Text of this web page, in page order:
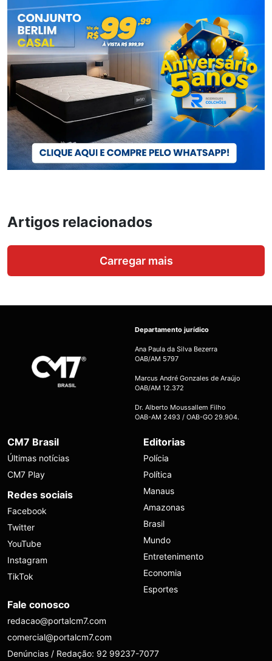
Artigos relacionados
Carregar mais
Departamento jurídico
Ana Paula da Silva Bezerra
OAB/AM 5797
Marcus André Gonzales de Araújo
OAB/AM 12.372
Dr. Alberto Moussallem Filho
OAB-AM 2493 / OAB-GO 29.904.
CM7 Brasil
Últimas notícias
CM7 Play
Redes sociais
Facebook
Twitter
YouTube
Instagram
TikTok
Editorias
Polícia
Política
Manaus
Amazonas
Brasil
Mundo
Entretenimento
Economia
Esportes
Fale conosco
redacao@portalcm7.com
comercial@portalcm7.com
Denúncias / Redação: 92 99237-7077